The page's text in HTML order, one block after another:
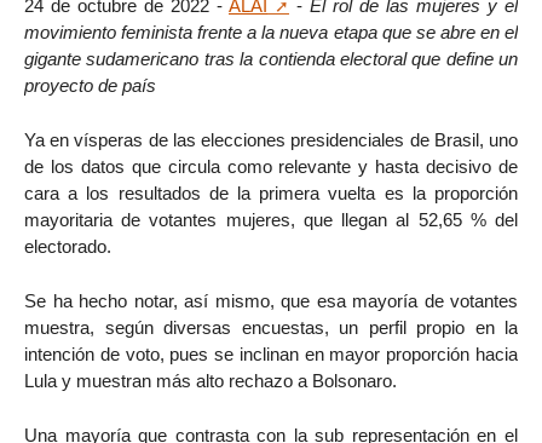
24 de octubre de 2022 - ALAI - El rol de las mujeres y el
movimiento feminista frente a la nueva etapa que se abre en el
gigante sudamericano tras la contienda electoral que define un
proyecto de país
Ya en vísperas de las elecciones presidenciales de Brasil, uno
de los datos que circula como relevante y hasta decisivo de
cara a los resultados de la primera vuelta es la proporción
mayoritaria de votantes mujeres, que llegan al 52,65 % del
electorado.
Se ha hecho notar, así mismo, que esa mayoría de votantes
muestra, según diversas encuestas, un perfil propio en la
intención de voto, pues se inclinan en mayor proporción hacia
Lula y muestran más alto rechazo a Bolsonaro.
Una mayoría que contrasta con la sub representación en el